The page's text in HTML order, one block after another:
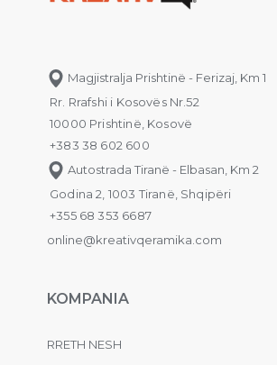
Magjistralja Prishtinë - Ferizaj, Km 1
Rr. Rrafshi i Kosovës Nr.52
10000 Prishtinë, Kosovë
+383 38 602 600
Autostrada Tiranë - Elbasan, Km 2
Godina 2, 1003 Tiranë, Shqipëri
+355 68 353 6687
online@kreativqeramika.com
KOMPANIA
RRETH NESH